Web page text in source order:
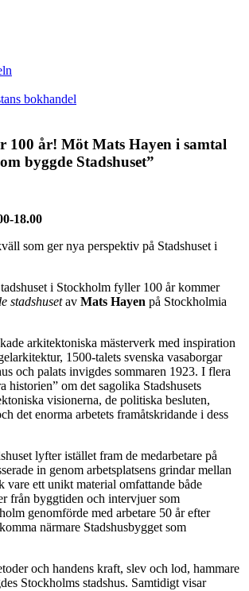
bokhandel
100 år! Möt Mats Hayen i samtal
byggde Stadshuset”
18.00
som ger nya perspektiv på Stadshuset i
i Stockholm fyller 100 år kommer
stadshusetav Mats Hayen på Stockholmia
arkitektoniska mästerverk med inspiration
1500-talets svenska vasaborgar
och palats invigdes sommaren 1923. I flera
historien” om det sagolika Stadshusets
visionerna, de politiska besluten,
det enorma arbetets framåtskridande i dess
lyfter istället fram de medarbetare på
in genom arbetsplatsens grindar mellan
vare ett unikt material omfattande både
från byggtiden och intervjuer som
genomförde med arbetare 50 år efter
närmare Stadshusbygget som
och handens kraft, slev och lod, hammare
Stockholms stadshus. Samtidigt visar